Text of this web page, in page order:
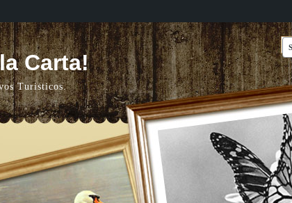
Carta!
Turisticos.